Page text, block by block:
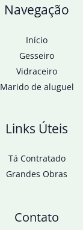
Navegação
Início
Gesseiro
Vidraceiro
Marido de aluguel
Links Úteis
Tá Contratado
Grandes Obras
Contato